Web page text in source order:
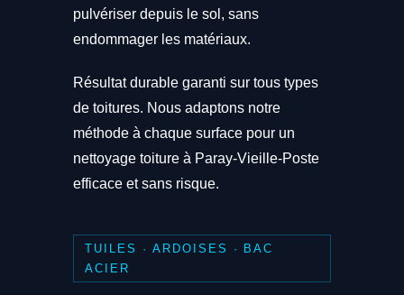
pulvériser depuis le sol, sans
endommager les matériaux.
Résultat durable garanti sur tous types
de toitures. Nous adaptons notre
méthode à chaque surface pour un
nettoyage toiture à Paray-Vieille-Poste
efficace et sans risque.
TUILES · ARDOISES · BAC
ACIER